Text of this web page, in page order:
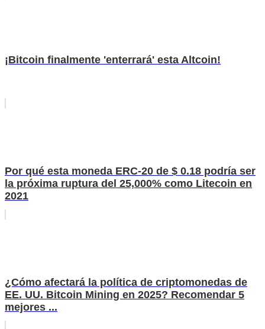
¡Bitcoin finalmente 'enterrará' esta Altcoin!
Por qué esta moneda ERC-20 de $ 0.18 podría ser
la próxima ruptura del 25,000% como Litecoin en
2021
¿Cómo afectará la política de criptomonedas de
EE. UU. Bitcoin Mining en 2025? Recomendar 5
mejores ...